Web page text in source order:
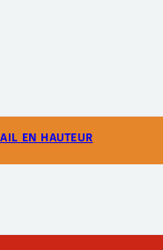
EN HAUTEUR